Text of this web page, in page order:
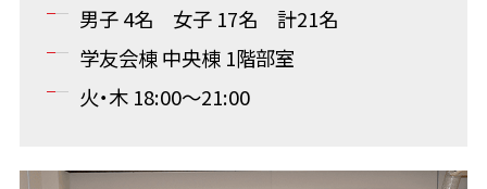
男子 4名 女子 17名 計21名
学友会棟 中央棟 1階部室
火・木 18:00〜21:00